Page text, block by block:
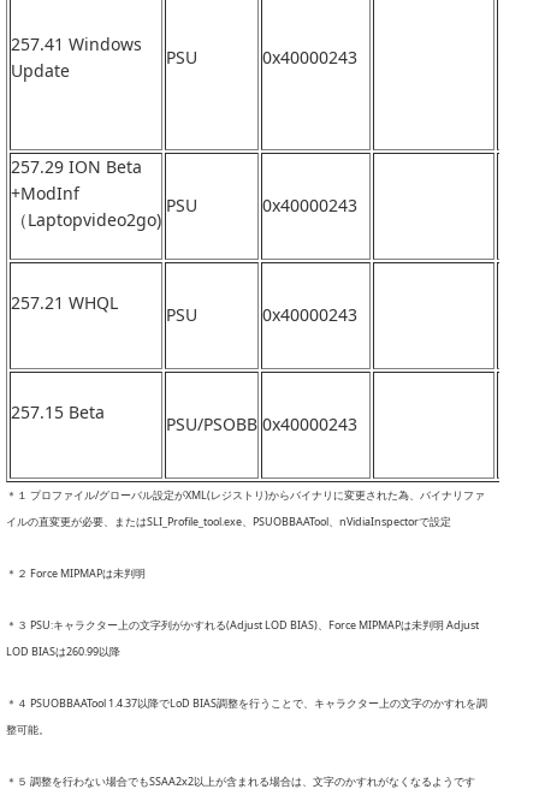
257.41 Windows
Update
PSU 0x40000243
257.29 ION Beta
+ModInf
（Laptopvideo2go)
PSU 0x40000243
257.21 WHQL
PSU 0x40000243
257.15 Beta
PSU/PSOBB 0x40000243
＊１ プロファイル/グローバル設定がXML(レジストリ)からバイナリに変更された為、バイナリファ
イルの直変更が必要、またはSLI_Profile_tool.exe、PSUOBBAATool、nVidiaInspectorで設定
＊２ Force MIPMAPは未判明
＊３ PSU:キャラクター上の文字列がかすれる(Adjust LOD BIAS)、Force MIPMAPは未判明 Adjust
LOD BIASは260.99以降
＊４ PSUOBBAATool 1.4.37以降でLoD BIAS調整を行うことで、キャラクター上の文字のかすれを調
整可能。
＊５ 調整を行わない場合でもSSAA2x2以上が含まれる場合は、文字のかすれがなくなるようです